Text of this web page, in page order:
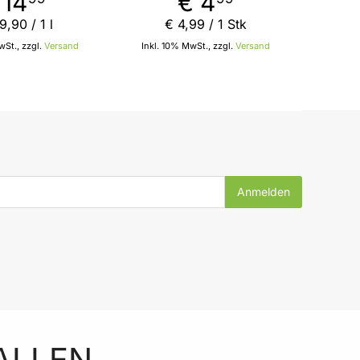
PepUp
zzgl. Versand
,90 / 1 l
Inkl. 10% MwSt., zzgl. Versand
€ 4,99 / 1 Stk